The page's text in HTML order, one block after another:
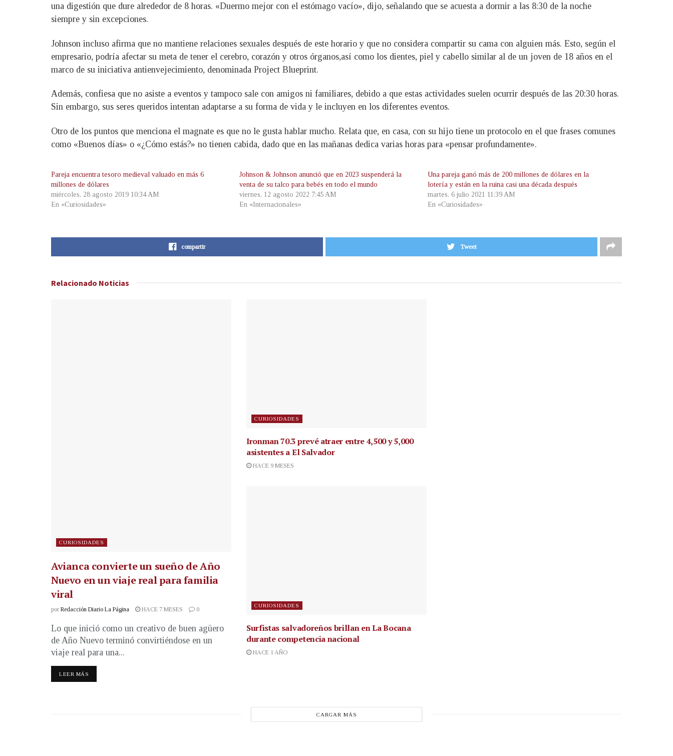
una digestión que dure alrededor de 8 horas. «Duermo mejor con el estómago vacío», dijo, señalando que se acuesta a dormir a las 8:30 de la noche
siempre y sin excepciones.
Johnson incluso afirma que no mantiene relaciones sexuales después de este horario y que no considera compartir su cama con alguien más. Esto, según el
empresario, podría afectar su meta de tener el cerebro, corazón y otros órganos,así como los dientes, piel y cabello similar al de un joven de 18 años en el
marco de su iniciativa antienvejecimiento, denominada Project Blueprint.
Además, confiesa que no asiste a eventos y tampoco sale con amigos ni familiares, debido a que estas actividades suelen ocurrir después de las 20:30 horas.
Sin embargo, sus seres queridos intentan adaptarse a su forma de vida y le incluyen en los diferentes eventos.
Otro de los puntos que menciona el magnate es que no le gusta hablar mucho. Relata que, en casa, con su hijo tiene un protocolo en el que frases comunes
como «Buenos días» o «¿Cómo estás?» no tienen cabida, dado que en las mañanas dedica varias horas para «pensar profundamente».
Pareja encuentra tesoro medieval valuado en más 6
millones de dólares
miércoles, 28 agosto 2019 10:34 AM
En «Curiosidades»
Johnson & Johnson anunció que en 2023 suspenderá la
venta de su talco para bebés en todo el mundo
viernes, 12 agosto 2022 7:45 AM
En «Internacionales»
Una pareja ganó más de 200 millones de dólares en la
lotería y están en la ruina casi una década después
martes, 6 julio 2021 11:39 AM
En «Curiosidades»
compartir Tweet
Relacionado Noticias
CURIOSIDADES
Avianca convierte un sueño de Año
Nuevo en un viaje real para familia
viral
por Redacción Diario La Página HACE 7 MESES 0
Lo que inició como un creativo de buen agüero
de Año Nuevo terminó convirtiéndose en un
viaje real para una...
LEER MÁS
CURIOSIDADES
Ironman 70.3 prevé atraer entre 4,500 y 5,000
asistentes a El Salvador
HACE 9 MESES
CURIOSIDADES
Surfistas salvadoreños brillan en La Bocana
durante competencia nacional
HACE 1 AÑO
CARGAR MÁS